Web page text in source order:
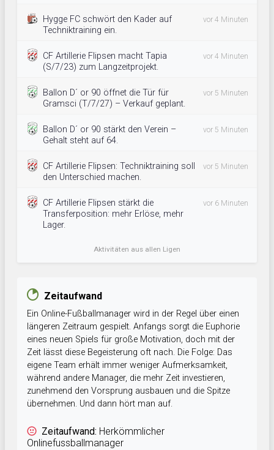
Hygge FC schwört den Kader auf
Techniktraining ein.
vor 4 Minuten
CF Artillerie Flipsen macht Tapia
(S/7/23) zum Langzeitprojekt.
vor 4 Minuten
Ballon D´ or 90 öffnet die Tür für
Gramsci (T/7/27) – Verkauf geplant.
vor 5 Minuten
Ballon D´ or 90 stärkt den Verein –
Gehalt steht auf 64.
vor 5 Minuten
CF Artillerie Flipsen: Techniktraining soll
den Unterschied machen.
vor 5 Minuten
CF Artillerie Flipsen stärkt die
Transferposition: mehr Erlöse, mehr
Lager.
vor 6 Minuten
Aktivitäten aus allen Ligen
Zeitaufwand
Ein Online-Fußballmanager wird in der Regel über einen
längeren Zeitraum gespielt. Anfangs sorgt die Euphorie
eines neuen Spiels für große Motivation, doch mit der
Zeit lässt diese Begeisterung oft nach. Die Folge: Das
eigene Team erhält immer weniger Aufmerksamkeit,
während andere Manager, die mehr Zeit investieren,
zunehmend den Vorsprung ausbauen und die Spitze
übernehmen. Und dann hört man auf.
Zeitaufwand: Herkömmlicher
Onlinefussballmanager